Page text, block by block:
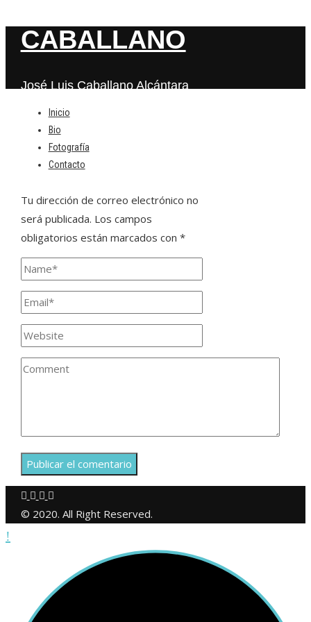
CABALLANO
José Luis Caballano Alcántara
Inicio
Bio
Fotografía
Contacto
Deja una respuesta
Tu dirección de correo electrónico no
será publicada. Los campos
obligatorios están marcados con *
© 2020. All Right Reserved.